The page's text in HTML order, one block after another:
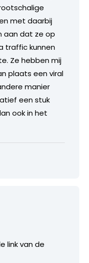
met daarbij
aan dat ze op
traffic kunnen
Ze hebben mij
plaats een viral
manier
een stuk
ook in het
link van de